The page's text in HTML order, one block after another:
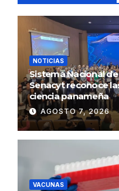
NOTICIAS
Sistema Nacional
Senacyt reconoce
ciencia panameña
AGOSTO 7, 2026
VACUNAS